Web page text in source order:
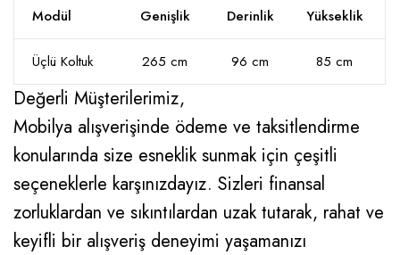
Modül
Genişlik Derinlik Yükseklik
Üçlü Koltuk 265 cm 96 cm 85 cm
Değerli Müşterilerimiz,
Mobilya alışverişinde ödeme ve taksitlendirme
konularında size esneklik sunmak için çeşitli
seçeneklerle karşınızdayız. Sizleri finansal
zorluklardan ve sıkıntılardan uzak tutarak, rahat ve
keyifli bir alışveriş deneyimi yaşamanızı